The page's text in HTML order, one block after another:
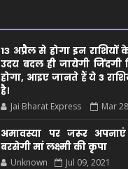
13 अप्रैल से होगा इन राशियों
उदय बदल ही जायेगी जिंदगी
होगा, आइए जानते हैं ये 3
है।
Jai Bharat Express Mar
अमावस्या पर जरूर
बरसेगी मां लक्ष्मी की कृपा
Unknown Jul 09, 2021